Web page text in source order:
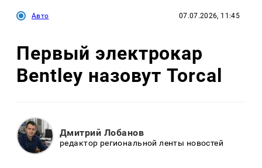
Авто 07.07.2026, 11:45
Первый электрокар
Bentley назовут Torcal
Дмитрий Лобанов
редактор региональной ленты новостей